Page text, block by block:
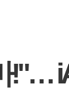
!"…